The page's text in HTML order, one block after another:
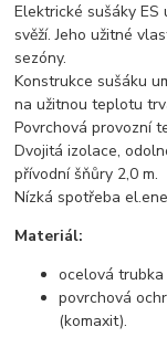
Elektrické sušáky ES
svěží. Jeho užitné
sezóny.
Konstrukce sušáku
na užitnou teplotu
Povrchová provozní
Dvojitá izolace,
přívodní šňůry 2,0 m.
Nízká spotřeba
Materiál:
ocelová
povrchová
(komaxit).